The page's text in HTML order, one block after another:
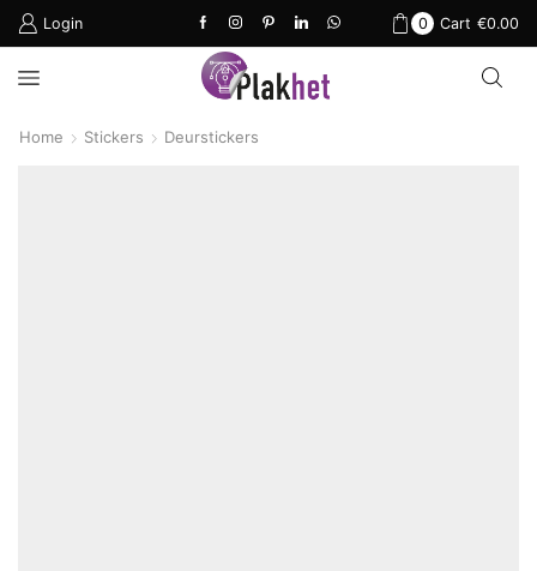
Login 0 Cart €0.00
Home Stickers Deurstickers